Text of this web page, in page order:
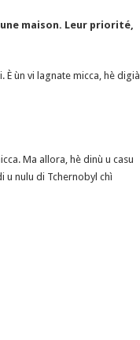
maison. Leur priorité,
È ùn vi lagnate micca, hè digià
Ma allora, hè dinù u casu
u nulu di Tchernobyl chì